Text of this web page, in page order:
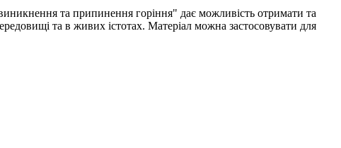
та припинення горіння" дає можливість отримати та
та в живих істотах. Матеріал можна застосовувати для